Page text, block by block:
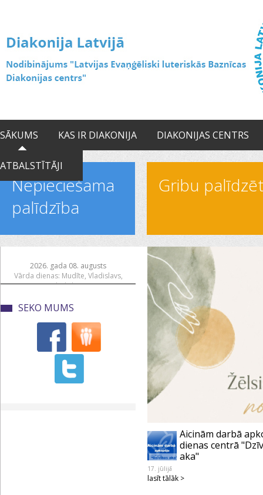
SĀKUMS KAS IR DIAKONIJA DIAKONIJAS CENTRS
ATBALSTĪTĀJI
Nepieciešama
palīdzība
Gribu palīdzēt
2026. gada 08. augusts
Vārda dienas: Mudīte, Vladislavs,
Vladislava
SEKO MUMS
Aicinām darbā
dienas centrā
aka"
17. jūlijā
lasīt tālāk >